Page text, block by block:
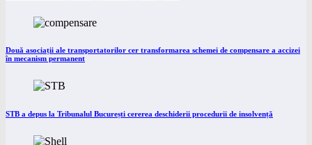
Două asociații ale transportatorilor cer transformarea schemei de compensare a accizei
în mecanism permanent
STB a depus la Tribunalul București cererea deschiderii procedurii de insolvență